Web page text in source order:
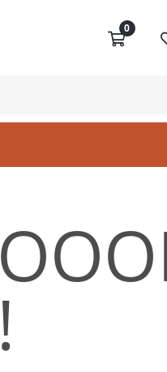
0
!